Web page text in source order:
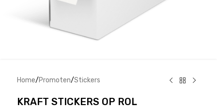
Home/Promoten/Stickers
KRAFT STICKERS OP ROL